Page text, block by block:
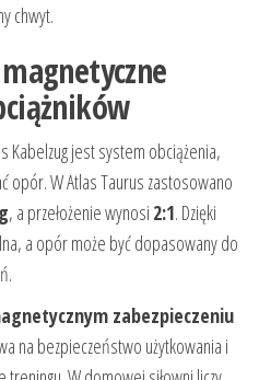
chwyt.
Kabelzug jest system obciążenia,
opór. W Atlas Taurus zastosowano
, a przełożenie wynosi 2:1. Dzięki
a opór może być dopasowany do
zabezpieczeniu
na bezpieczeństwo użytkowania i